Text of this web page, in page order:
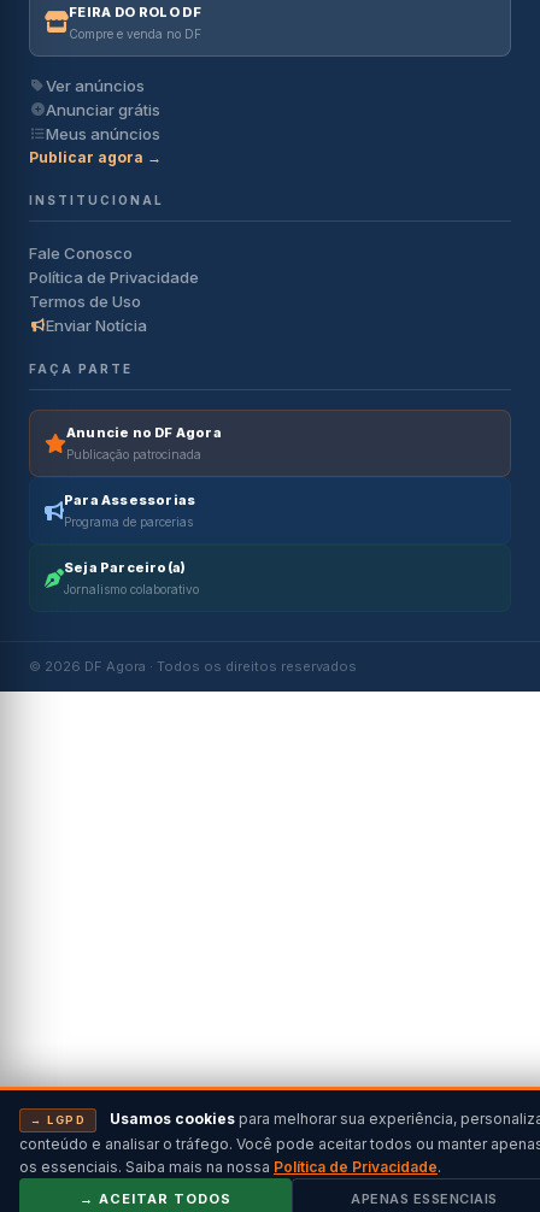
FEIRA DO ROLO DF
Compre e venda no DF
Ver anúncios
Anunciar grátis
Meus anúncios
Publicar agora →
INSTITUCIONAL
Fale Conosco
Política de Privacidade
Termos de Uso
Enviar Notícia
FAÇA PARTE
Anuncie no DF Agora
Publicação patrocinada
Para Assessorias
Programa de parcerias
Seja Parceiro(a)
Jornalismo colaborativo
© 2026 DF Agora · Todos os direitos reservados
→ LGPD Usamos cookies para melhorar sua experiência,
conteúdo e analisar o tráfego. Você pode aceitar todos ou manter
os essenciais. Saiba mais na nossa Política de Privacidade.
→ ACEITAR TODOS APENAS ESSENCIAIS